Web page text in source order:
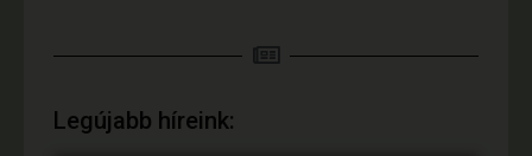
Legújabb híreink: